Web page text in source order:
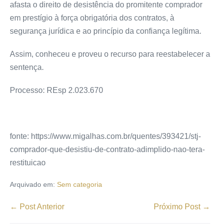
afasta o direito de desistência do promitente comprador
em prestígio à força obrigatória dos contratos, à
segurança jurídica e ao princípio da confiança legítima.
Assim, conheceu e proveu o recurso para reestabelecer a
sentença.
Processo: REsp 2.023.670
fonte: https://www.migalhas.com.br/quentes/393421/stj-
comprador-que-desistiu-de-contrato-adimplido-nao-tera-
restituicao
Arquivado em: Sem categoria
← Post Anterior Próximo Post →